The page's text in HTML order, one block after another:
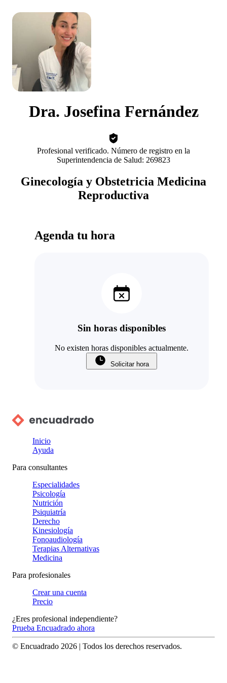
Dra. Josefina Fernández
Profesional verificado. Número de registro en la
Superintendencia de Salud: 269823
Ginecología y Obstetricia Medicina
Reproductiva
Agenda tu hora
Sin horas disponibles
No existen horas disponibles actualmente.
Solicitar hora
Inicio
Ayuda
Para consultantes
Especialidades
Psicología
Nutrición
Psiquiatría
Derecho
Kinesiología
Fonoaudiología
Terapias Alternativas
Medicina
Para profesionales
Crear una cuenta
Precio
¿Eres profesional independiente?
Prueba Encuadrado ahora
© Encuadrado 2026 | Todos los derechos reservados.